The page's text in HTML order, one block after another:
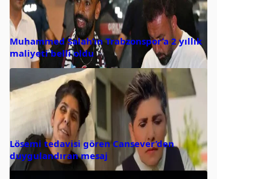
Muhammed Salah’ın Trabzonspor’a 2 yıllık
maliyeti belli oldu
Lösemi tedavisi gören Cansever’den
duygulandıran mesaj